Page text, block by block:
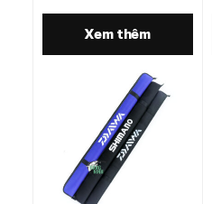
Xem thêm